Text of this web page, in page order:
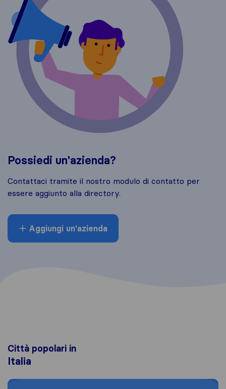
Possiedi un'azienda?
Contattaci tramite il nostro modulo di contatto per
essere aggiunto alla directory.
Aggiungi un'azienda
Città popolari in
Italia
Moving to Roma